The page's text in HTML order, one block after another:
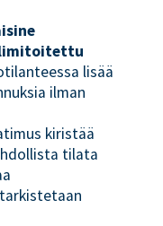
lisää
ilman
kiristää
tilata